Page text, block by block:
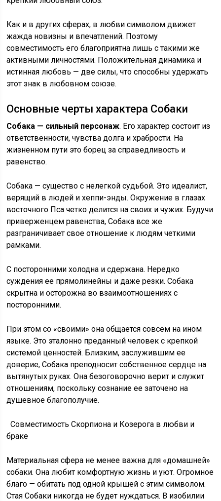
Как и в других сферах, в любви символом движет
жажда новизны и впечатлений. Поэтому
совместимость его благоприятна лишь с такими же
активными личностями. Положительная динамика и
истинная любовь — две силы, что способны удержать
этот знак в любовном союзе.
Основные черты характера Собаки
Собака — сильный персонаж. Его характер состоит из
ответственности, чувства долга и храбрости. На
жизненном пути это борец за справедливость и
равенство.
Собака — существо с нелегкой судьбой. Это идеалист,
верящий в людей и хеппи-энды. Окружение в глазах
восточного Пса четко делится на своих и чужих. Будучи
приверженцем равенства, Собака все же
разграничивает свое отношение к людям четкими
рамками.
С посторонними холодна и сдержана. Нередко
суждения ее прямолинейны и даже резки. Собака
скрытна и осторожна во взаимоотношениях с
посторонними.
При этом со «своими» она общается совсем на ином
языке. Это эталонно преданный человек с крепкой
системой ценностей. Близким, заслужившим ее
доверие, Собака преподносит собственное сердце на
вытянутых руках. Она безоговорочно верит и служит
отношениям, поскольку сознание ее заточено на
душевное благополучие.
Совместимость Скорпиона и Козерога в любви и
браке
Материальная сфера не менее важна для «домашней»
собаки. Она любит комфортную жизнь и уют. Огромное
благо — обитать под одной крышей с этим символом.
Стая Собаки никогда не будет нуждаться. В изобилии